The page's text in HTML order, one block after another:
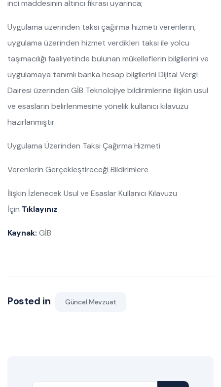
inci maddesinin altıncı fıkrası uyarınca;
Uygulama üzerinden taksi çağırma hizmeti verenlerin,
uygulama üzerinden hizmet verdikleri taksi ile yolcu
taşımacılığı faaliyetinde bulunan mükelleflerin bilgilerini ve
uygulamaya tanımlı banka hesap bilgilerini Dijital Vergi
Dairesi üzerinden GİB Teknolojiye bildirimlerine ilişkin usul
ve esasların belirlenmesine yönelik kullanıcı kılavuzu
hazırlanmıştır.
Uygulama Üzerinden Taksi Çağırma Hizmeti
Verenlerin Gerçekleştireceği Bildirimlere
İlişkin İzlenecek Usul ve Esaslar Kullanıcı Kılavuzu
İçin Tıklayınız
Kaynak: GİB
Posted in Güncel Mevzuat